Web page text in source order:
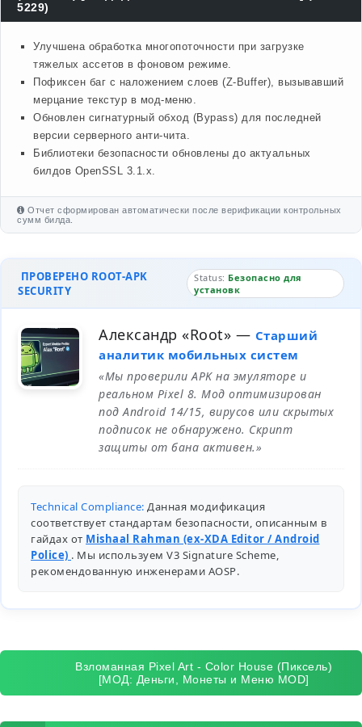
5229)
Улучшена обработка многопоточности при загрузке
тяжелых ассетов в фоновом режиме.
Пофиксен баг с наложением слоев (Z-Buffer), вызывавший
мерцание текстур в мод-меню.
Обновлен сигнатурный обход (Bypass) для последней
версии серверного анти-чита.
Библиотеки безопасности обновлены до актуальных
билдов OpenSSL 3.1.x.
Отчет сформирован автоматически после верификации контрольных
сумм билда.
ПРОВЕРЕНО ROOT-APK
SECURITY
Status: Безопасно для
установк
Александр «Root» — Старший
аналитик мобильных систем
«Мы проверили APK на эмуляторе и
реальном Pixel 8. Мод оптимизирован
под Android 14/15, вирусов или скрытых
подписок не обнаружено. Скрипт
защиты от бана активен.»
Technical Compliance: Данная модификация
соответствует стандартам безопасности, описанным в
гайдах от Mishaal Rahman (ex-XDA Editor / Android
Police) . Мы используем V3 Signature Scheme,
рекомендованную инженерами AOSP.
Взломанная Pixel Art - Color House (Пиксель)
[МОД: Деньги, Монеты и Меню MOD]